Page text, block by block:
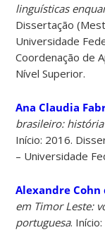
linguísticas
Dissertação
Universidade
Coordenação de
Nível Superior.
Ana Claudia
brasileiro:
Início: 2016.
– Universidade
Alexandre Cohn
em Timor Leste:
portuguesa.